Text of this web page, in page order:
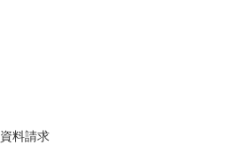
資料請求